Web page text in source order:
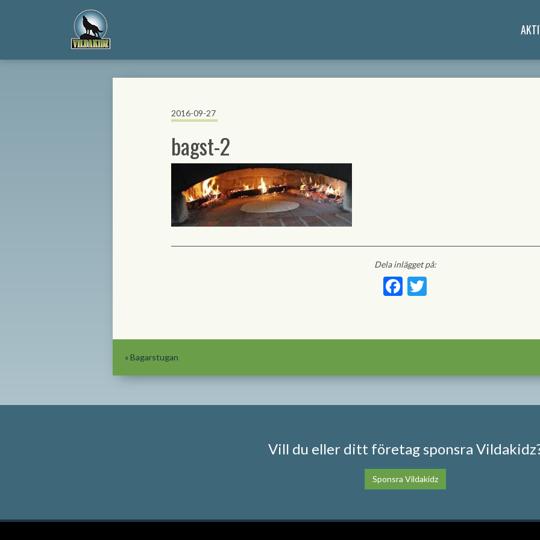
2016-09-27
bagst-2
Dela inlägget på:
Facebook
« Bagarstugan
Vill du eller ditt företag sponsra
Sponsra Vildakidz